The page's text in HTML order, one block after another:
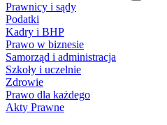
Prawnicy i sądy
Podatki
Kadry i BHP
Prawo w biznesie
Samorząd i administracja
Szkoły i uczelnie
Zdrowie
Prawo dla każdego
Akty Prawne